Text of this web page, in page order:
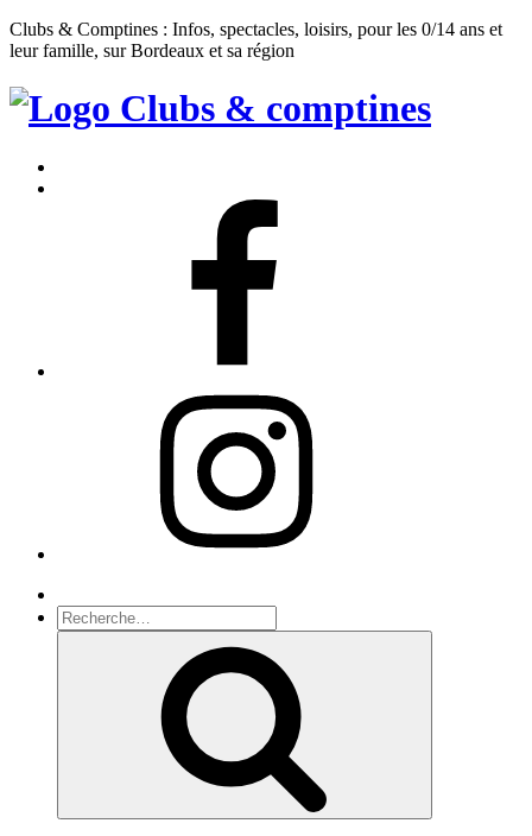
Clubs & Comptines : Infos, spectacles, loisirs, pour les 0/14 ans et
leur famille, sur Bordeaux et sa région
Clubs
Comptines
Recherche
pour